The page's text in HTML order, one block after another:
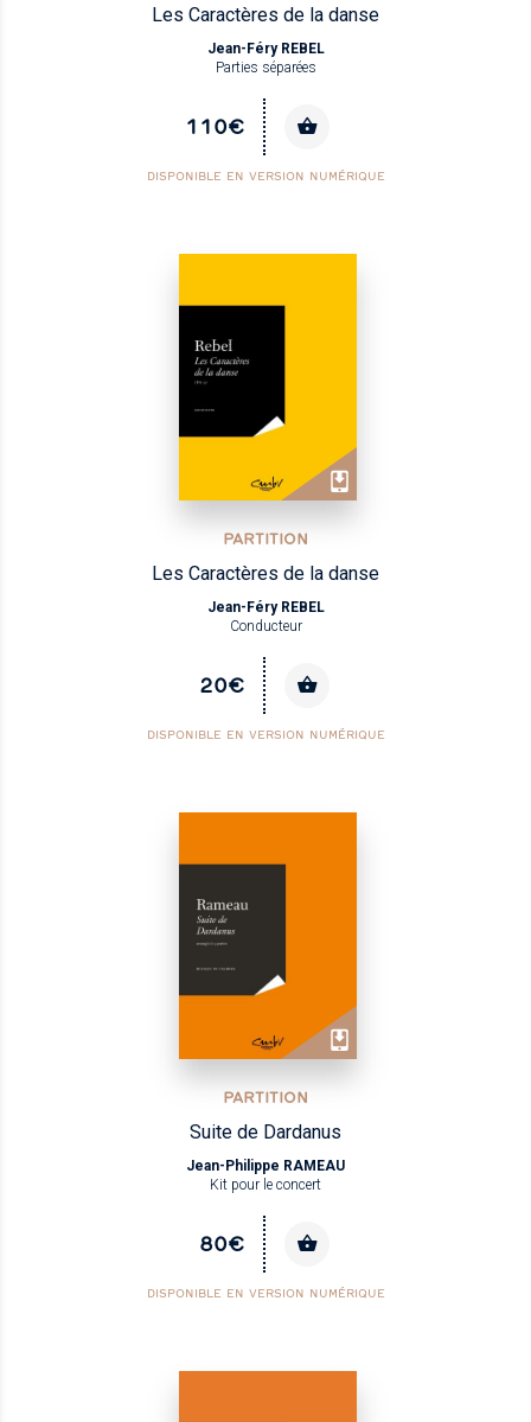
Les Caractères de la danse
Jean-Féry REBEL
Parties séparées
110€
DISPONIBLE EN VERSION NUMÉRIQUE
PARTITION
Les Caractères de la danse
Jean-Féry REBEL
Conducteur
20€
DISPONIBLE EN VERSION NUMÉRIQUE
PARTITION
Suite de Dardanus
Jean-Philippe RAMEAU
Kit pour le concert
80€
DISPONIBLE EN VERSION NUMÉRIQUE